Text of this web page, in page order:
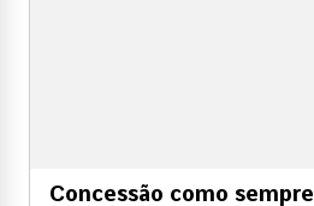
Concessão como sempre